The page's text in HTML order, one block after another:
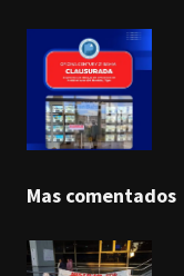
Mas comentados